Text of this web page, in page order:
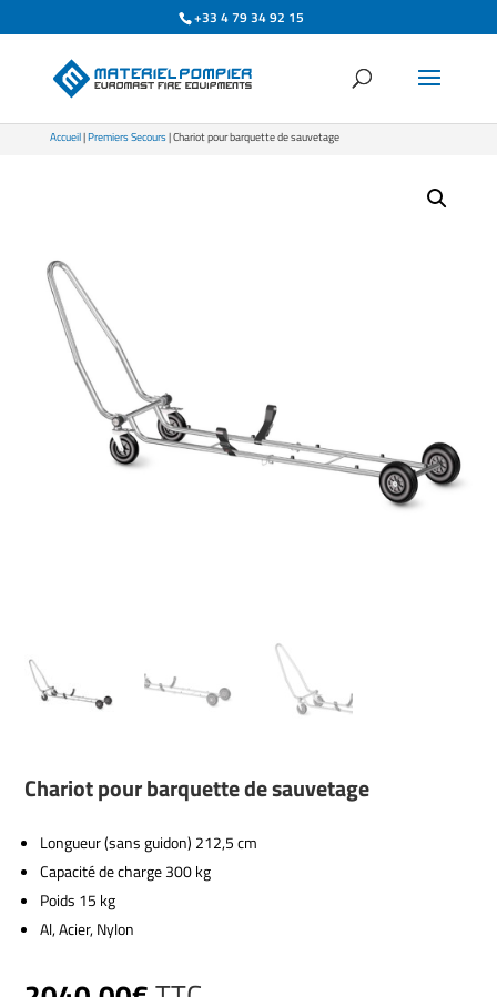
+33 4 79 34 92 15
Accueil|Premiers Secours| Chariot pour barquette de sauvetage
Chariot pour barquette de sauvetage
Longueur (sans guidon) 212,5 cm
Capacité de charge 300 kg
Poids 15 kg
Al, Acier, Nylon